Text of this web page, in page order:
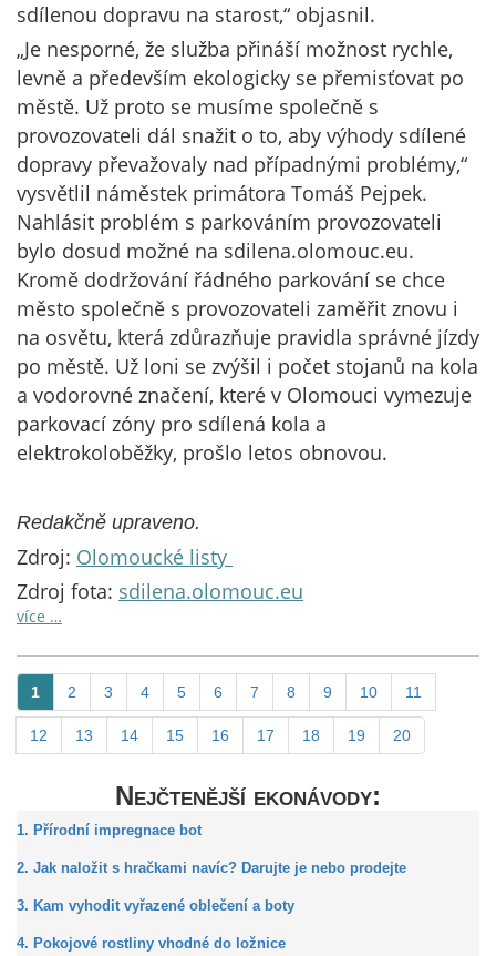
sdílenou dopravu na starost,“ objasnil.
„Je nesporné, že služba přináší možnost rychle,
levně a především ekologicky se přemisťovat po
městě. Už proto se musíme společně s
provozovateli dál snažit o to, aby výhody sdílené
dopravy převažovaly nad případnými problémy,“
vysvětlil náměstek primátora Tomáš Pejpek.
Nahlásit problém s parkováním provozovateli
bylo dosud možné na sdilena.olomouc.eu.
Kromě dodržování řádného parkování se chce
město společně s provozovateli zaměřit znovu i
na osvětu, která zdůrazňuje pravidla správné jízdy
po městě. Už loni se zvýšil i počet stojanů na kola
a vodorovné značení, které v Olomouci vymezuje
parkovací zóny pro sdílená kola a
elektrokoloběžky, prošlo letos obnovou.
Redakčně upraveno.
Zdroj: Olomoucké listy
Zdroj fota: sdilena.olomouc.eu
více …
1 2 3 4 5 6 7 8 9 10 11
12 13 14 15 16 17 18 19 20
Nejčtenější ekonávody:
1. Přírodní impregnace bot
2. Jak naložit s hračkami navíc? Darujte je nebo prodejte
3. Kam vyhodit vyřazené oblečení a boty
4. Pokojové rostliny vhodné do ložnice